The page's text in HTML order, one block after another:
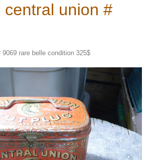
central union #
rare belle condition 325$